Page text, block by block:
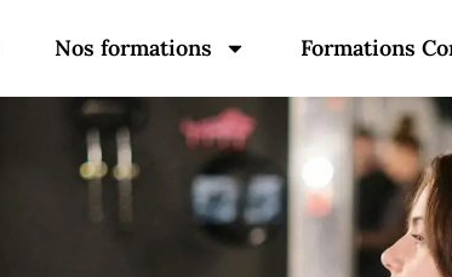
Nos formations Formations